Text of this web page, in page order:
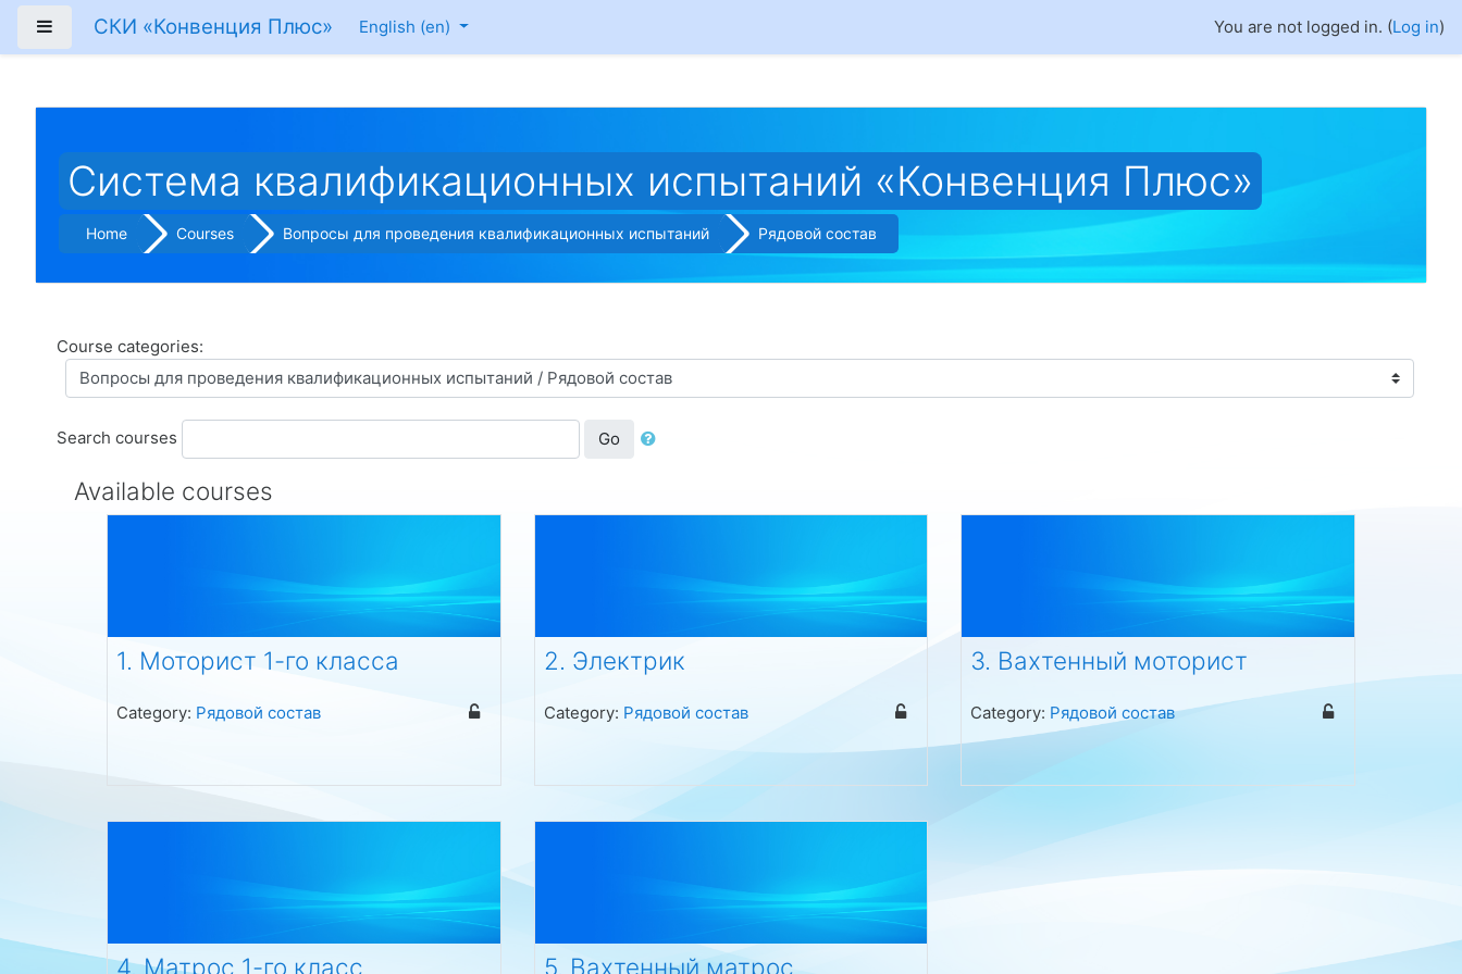
Skip to main content
Side panel
СКИ «Конвенция Плюс» English ‎(en)‎ You are not logged in. (Log in)
Система квалификационных испытаний «Конвенция Плюс»
Home Courses Вопросы для проведения квалификационных испытаний Рядовой состав
Course categories:
Search courses Go
Available courses
1. Моторист 1-го класса
Category: Рядовой состав
2. Электрик
Category: Рядовой состав
3. Вахтенный моторист
Category: Рядовой состав
4. Матрос 1-го класс 5. Вахтенный матрос